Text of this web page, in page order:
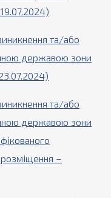
та/або
державою зони
та/або
державою зони
–